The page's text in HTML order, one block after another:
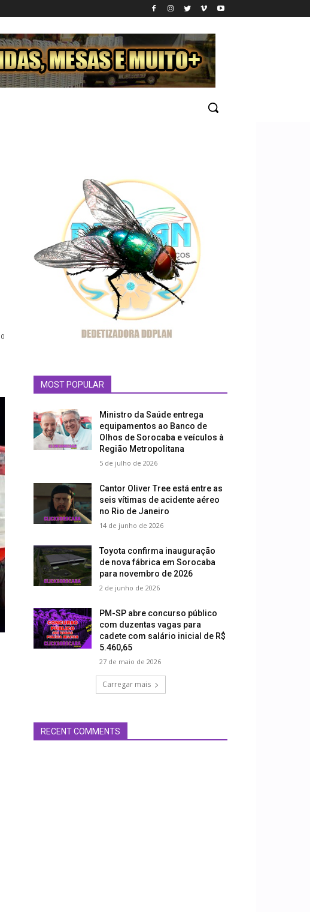
0
MOST POPULAR
Ministro da Saúde entrega
equipamentos ao Banco de
Olhos de Sorocaba e veículos à
Região Metropolitana
5 de julho de 2026
Cantor Oliver Tree está entre as
seis vítimas de acidente aéreo
no Rio de Janeiro
14 de junho de 2026
Toyota confirma inauguração
de nova fábrica em Sorocaba
para novembro de 2026
2 de junho de 2026
PM-SP abre concurso público
com duzentas vagas para
cadete com salário inicial de R$
5.460,65
27 de maio de 2026
Carregar mais
RECENT COMMENTS